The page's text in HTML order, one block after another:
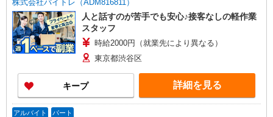
株式会社バイトレ（ADM816811）
人と話すのが苦手でも安心♪接客なしの軽作業
スタッフ
時給2000円（就業先により異なる）
東京都渋谷区
キープ 詳細を見る
アルバイト パート